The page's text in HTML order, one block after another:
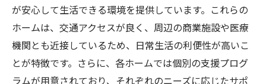
大阪市でのグループホーム選びの注意点
実践的なホーム選びのステップ
失敗を防ぐホーム選びのチェックポイント
大阪市内での賢明なホーム選びの方法
が安心して生活できる環境を提供しています。これらの
ホームは、交通アクセスが良く、周辺の商業施設や医療
機関とも近接しているため、日常生活の利便性が高いこ
とが特徴です。さらに、各ホームでは個別の支援プログ
ラムが用意されており、それぞれのニーズに応じたサポ